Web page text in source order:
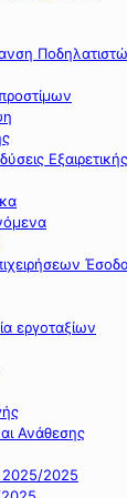
εργοταξίων
Ανάθεσης
2025/2025